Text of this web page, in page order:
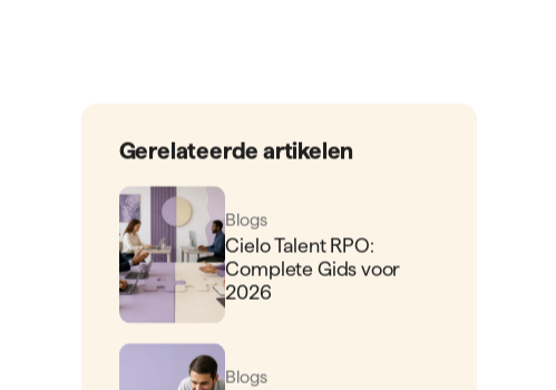
Gerelateerde artikelen
Blogs
Cielo Talent RPO:
Complete Gids voor
2026
Blogs